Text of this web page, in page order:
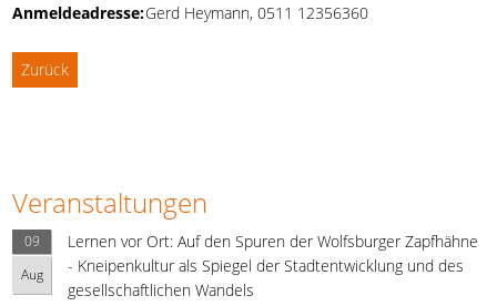
Anmeldeadresse:Gerd Heymann, 0511 12356360
Zurück
Veranstaltungen
09
Aug
Lernen vor Ort: Auf den Spuren der Wolfsburger Zapfhähne
- Kneipenkultur als Spiegel der Stadtentwicklung und des
gesellschaftlichen Wandels